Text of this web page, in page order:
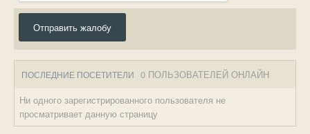
Отправить жалобу
ПОСЛЕДНИЕ ПОСЕТИТЕЛИ 0 ПОЛЬЗОВАТЕЛЕЙ ОНЛАЙН
Ни одного зарегистрированного пользователя не
просматривает данную страницу